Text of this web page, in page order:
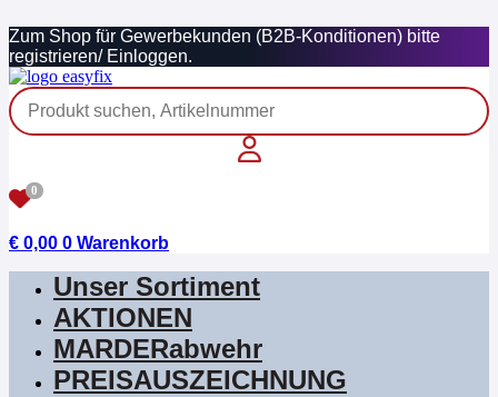
Inhalt
springen
Zum Shop für Gewerbekunden (B2B-Konditionen) bitte
registrieren/ Einloggen.
0
€ 0,00 0 Warenkorb
Unser Sortiment
AKTIONEN
MARDERabwehr
PREISAUSZEICHNUNG